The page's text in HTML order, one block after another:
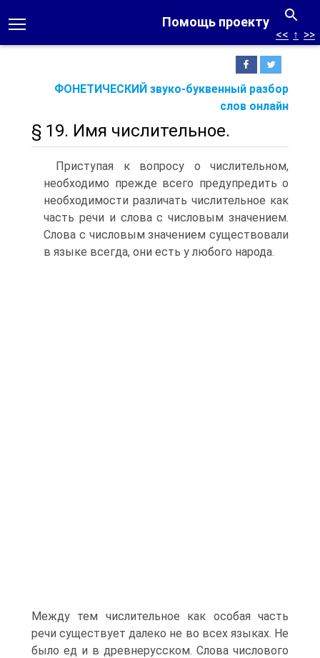
Помощь проекту
ФОНЕТИЧЕСКИЙ звуко-буквенный разбор
слов онлайн
<< ↑ >>
§ 19. Имя числительное.
Приступая к вопросу о числительном,
необходимо прежде всего предупредить о
необходимости различать числительное как
часть речи и слова с числовым значением.
Слова с числовым значением существовали
в языке всегда, они есть у любого народа.
Между тем числительное как особая часть
речи существует далеко не во всех языках. Не
было ед и в древнерусском. Слова числового